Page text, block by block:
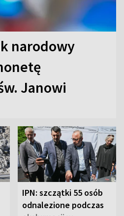
narodowy
Janowi
IPN: szczątki 55 osób
odnalezione podczas